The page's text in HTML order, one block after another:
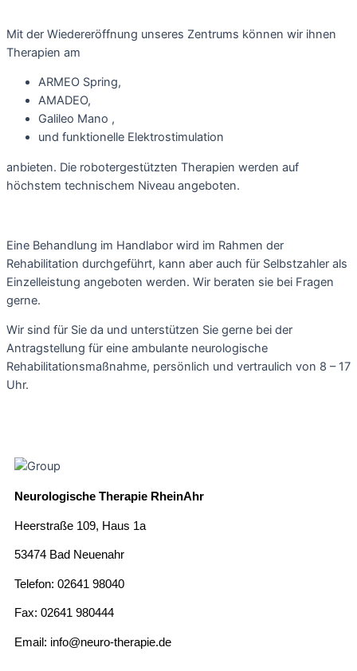
Mit der Wiedereröffnung unseres Zentrums können wir ihnen
Therapien am
ARMEO Spring,
AMADEO,
Galileo Mano ,
und funktionelle Elektrostimulation
anbieten. Die robotergestützten Therapien werden auf
höchstem technischem Niveau angeboten.
Eine Behandlung im Handlabor wird im Rahmen der
Rehabilitation durchgeführt, kann aber auch für Selbstzahler als
Einzelleistung angeboten werden. Wir beraten sie bei Fragen
gerne.
Wir sind für Sie da und unterstützen Sie gerne bei der
Antragstellung für eine ambulante neurologische
Rehabilitationsmaßnahme, persönlich und vertraulich von 8 – 17
Uhr.
Neurologische Therapie RheinAhr
Heerstraße 109, Haus 1a
53474 Bad Neuenahr
Telefon: 02641 98040
Fax: 02641 980444
Email: info@neuro-therapie.de